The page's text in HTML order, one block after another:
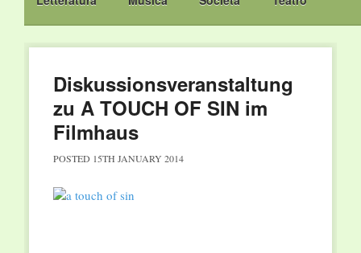
Diskussionsveranstaltung
zu A TOUCH OF SIN im
Filmhaus
POSTED 15TH JANUARY 2014